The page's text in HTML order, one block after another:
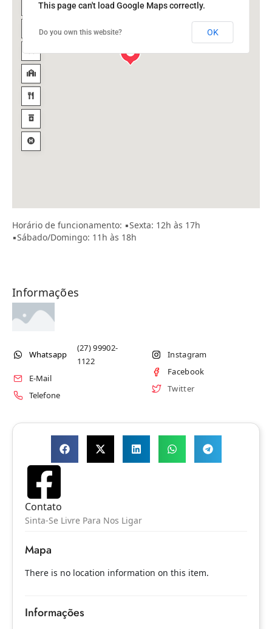
This page can't load Google Maps correctly.
Do you own this website? OK
Horário de funcionamento: ▪️Sexta: 12h às 17h
▪️Sábado/Domingo: 11h às 18h
Informações
Whatsapp
(27) 99902-
1122
E-Mail
Telefone
Instagram
Facebook
Twitter
Contato
Sinta-Se Livre Para Nos Ligar
Mapa
There is no location information on this item.
Informações